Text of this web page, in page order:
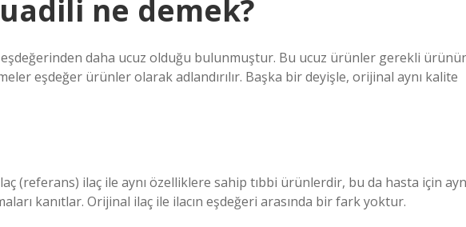
ne demek?
eşdeğerinden daha ucuz olduğu bulunmuştur. Bu ucuz ürünler gerekli
eşdeğer ürünler olarak adlandırılır. Başka bir deyişle, orijinal aynı kalite
(referans) ilaç ile aynı özelliklere sahip tıbbi ürünlerdir, bu da hasta için
kanıtlar. Orijinal ilaç ile ilacın eşdeğeri arasında bir fark yoktur.